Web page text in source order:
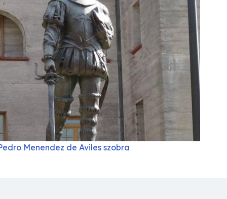
Menendez de Aviles szobra